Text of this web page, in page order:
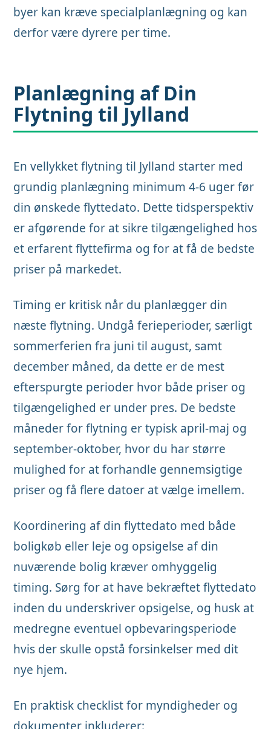
byer kan kræve specialplanlægning og kan
derfor være dyrere per time.
Planlægning af Din
Flytning til Jylland
En vellykket flytning til Jylland starter med
grundig planlægning minimum 4-6 uger før
din ønskede flyttedato. Dette tidsperspektiv
er afgørende for at sikre tilgængelighed hos
et erfarent flyttefirma og for at få de bedste
priser på markedet.
Timing er kritisk når du planlægger din
næste flytning. Undgå ferieperioder, særligt
sommerferien fra juni til august, samt
december måned, da dette er de mest
efterspurgte perioder hvor både priser og
tilgængelighed er under pres. De bedste
måneder for flytning er typisk april-maj og
september-oktober, hvor du har større
mulighed for at forhandle gennemsigtige
priser og få flere datoer at vælge imellem.
Koordinering af din flyttedato med både
boligkøb eller leje og opsigelse af din
nuværende bolig kræver omhyggelig
timing. Sørg for at have bekræftet flyttedato
inden du underskriver opsigelse, og husk at
medregne eventuel opbevaringsperiode
hvis der skulle opstå forsinkelser med dit
nye hjem.
En praktisk checklist for myndigheder og
dokumenter inkluderer: